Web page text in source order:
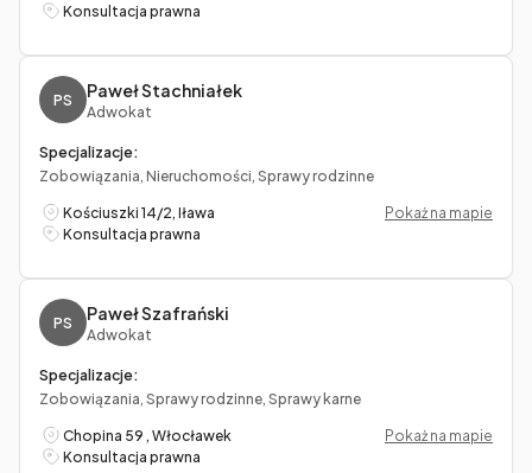
Konsultacja prawna
PS Paweł Stachniałek
Adwokat
Specjalizacje:
Zobowiązania, Nieruchomości, Sprawy rodzinne
Kościuszki 14/2, Iława
Pokaż na mapie
Konsultacja prawna
PS Paweł Szafrański
Adwokat
Specjalizacje:
Zobowiązania, Sprawy rodzinne, Sprawy karne
Chopina 59 , Włocławek
Pokaż na mapie
Konsultacja prawna